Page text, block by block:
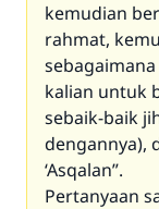
kemudian
rahmat,
kalian untuk
sebaik-baik
dengannya),
‘Asqalan”.
Pertanyaan